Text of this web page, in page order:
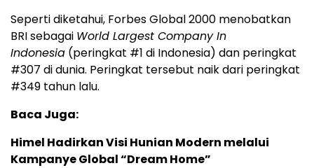
Seperti diketahui, Forbes Global 2000 menobatkan
BRI sebagai World Largest Company In
Indonesia (peringkat #1 di Indonesia) dan peringkat
#307 di dunia. Peringkat tersebut naik dari peringkat
#349 tahun lalu.
Baca Juga:
Himel Hadirkan Visi Hunian Modern melalui
Kampanye Global “Dream Home”